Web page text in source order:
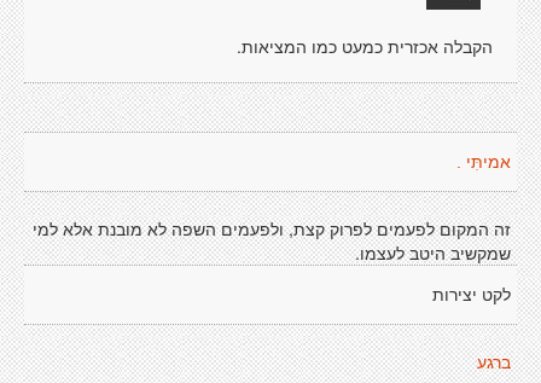
הקבלה אכזרית כמעט כמו המציאות.
אמיתִּי .
זה המקום לפעמים לפרוק קצת, ולפעמים השפה לא מובנת אלא למי
שמקשיב היטב לעצמו.
לקט יצירות
ברגע